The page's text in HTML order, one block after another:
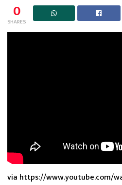
0
SHARES
via https://www.youtube.com/